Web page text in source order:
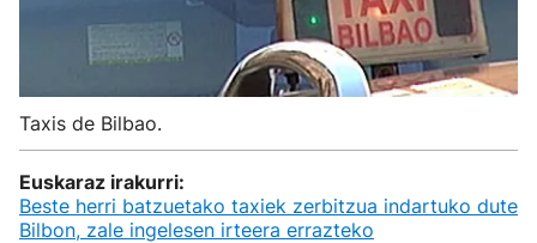
Taxis de Bilbao.
Euskaraz irakurri:
Beste herri batzuetako taxiek zerbitzua indartuko dute
Bilbon, zale ingelesen irteera errazteko